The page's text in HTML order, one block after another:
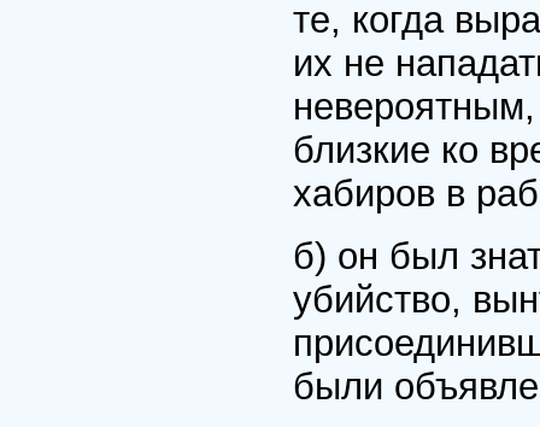
те, когда
их не
близкие ко
хабиров в
б) он был
убийство,
были